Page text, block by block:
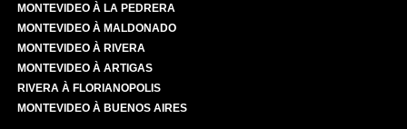
MONTEVIDEO À LA PEDRERA
MONTEVIDEO À MALDONADO
MONTEVIDEO À RIVERA
MONTEVIDEO À ARTIGAS
RIVERA À FLORIANOPOLIS
MONTEVIDEO À BUENOS AIRES